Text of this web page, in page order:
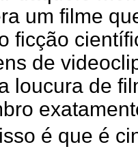
um filme
ficção
de
loucura de
é que é